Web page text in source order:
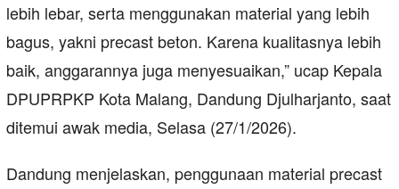
lebih lebar, serta menggunakan material yang lebih
bagus, yakni precast beton. Karena kualitasnya lebih
baik, anggarannya juga menyesuaikan,” ucap Kepala
DPUPRPKP Kota Malang, Dandung Djulharjanto, saat
ditemui awak media, Selasa (27/1/2026).
Dandung menjelaskan, penggunaan material precast